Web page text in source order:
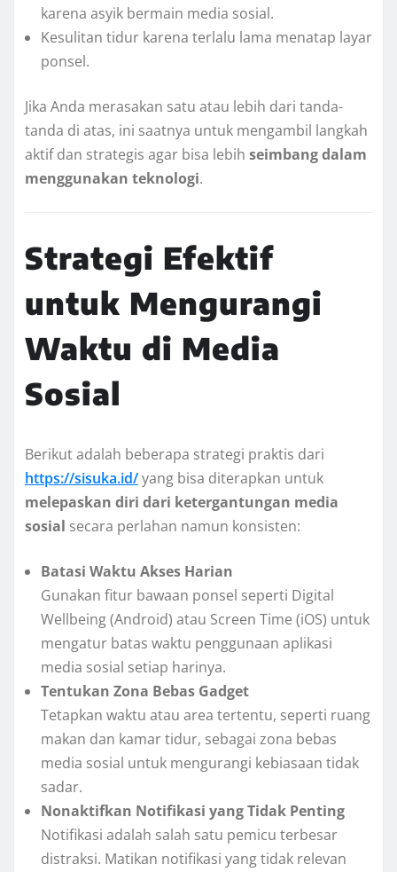
karena asyik bermain media sosial.
Kesulitan tidur karena terlalu lama menatap layar
ponsel.
Jika Anda merasakan satu atau lebih dari tanda-
tanda di atas, ini saatnya untuk mengambil langkah
aktif dan strategis agar bisa lebih seimbang dalam
menggunakan teknologi.
Strategi Efektif
untuk Mengurangi
Waktu di Media
Sosial
Berikut adalah beberapa strategi praktis dari
https://sisuka.id/yang bisa diterapkan untuk
melepaskan diri dari ketergantungan media
sosial secara perlahan namun konsisten:
Batasi Waktu Akses Harian
Gunakan fitur bawaan ponsel seperti Digital
Wellbeing (Android) atau Screen Time (iOS) untuk
mengatur batas waktu penggunaan aplikasi
media sosial setiap harinya.
Tentukan Zona Bebas Gadget
Tetapkan waktu atau area tertentu, seperti ruang
makan dan kamar tidur, sebagai zona bebas
media sosial untuk mengurangi kebiasaan tidak
sadar.
Nonaktifkan Notifikasi yang Tidak Penting
Notifikasi adalah salah satu pemicu terbesar
distraksi. Matikan notifikasi yang tidak relevan